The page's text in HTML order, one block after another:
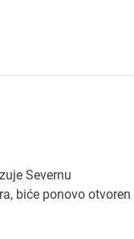
Severnu
biće ponovo otvoren